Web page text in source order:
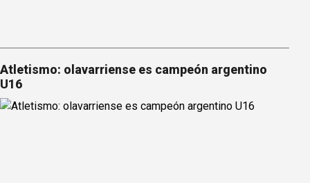
Atletismo: olavarriense es campeón argentino
U16